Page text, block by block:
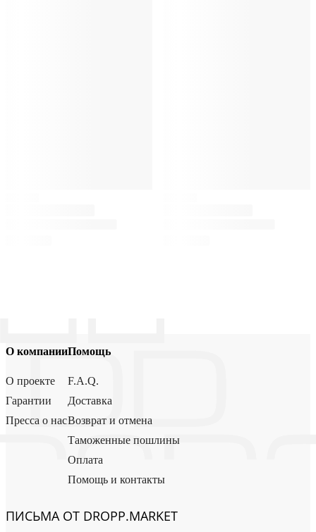
О компании
О проекте
Гарантии
Пресса о нас
Помощь
F.A.Q.
Доставка
Возврат и отмена
Таможенные пошлины
Оплата
Помощь и контакты
ПИСЬМА ОТ DROPP.MARKET